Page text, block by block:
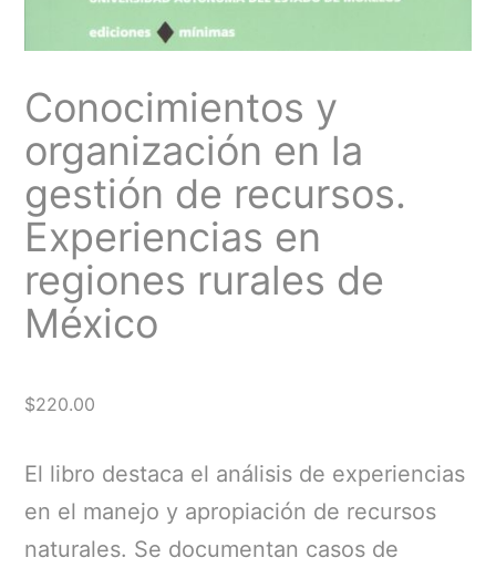
Conocimientos y
organización en la
gestión de recursos.
Experiencias en
regiones rurales de
México
$220.00
El libro destaca el análisis de experiencias
en el manejo y apropiación de recursos
naturales. Se documentan casos de